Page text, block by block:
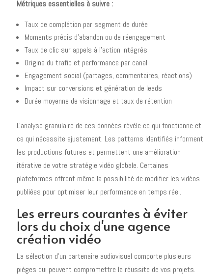
Métriques essentielles à suivre :
Taux de complétion par segment de durée
Moments précis d'abandon ou de réengagement
Taux de clic sur appels à l'action intégrés
Origine du trafic et performance par canal
Engagement social (partages, commentaires, réactions)
Impact sur conversions et génération de leads
Durée moyenne de visionnage et taux de rétention
L'analyse granulaire de ces données révèle ce qui fonctionne et
ce qui nécessite ajustement. Les patterns identifiés informent
les productions futures et permettent une amélioration
itérative de votre stratégie vidéo globale. Certaines
plateformes offrent même la possibilité de modifier les vidéos
publiées pour optimiser leur performance en temps réel.
Les erreurs courantes à éviter
lors du choix d'une agence
création vidéo
La sélection d'un partenaire audiovisuel comporte plusieurs
pièges qui peuvent compromettre la réussite de vos projets.